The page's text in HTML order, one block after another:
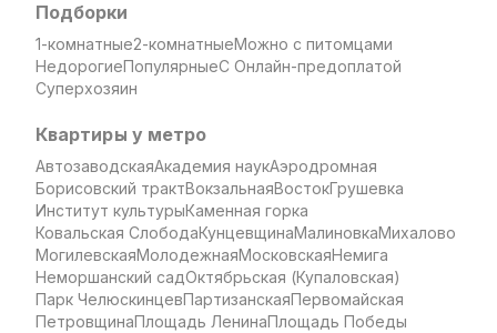
Подборки
1-комнатные2-комнатныеМожно с питомцами
НедорогиеПопулярныеС Онлайн-предоплатой
Суперхозяин
Квартиры у метро
АвтозаводскаяАкадемия наукАэродромная
Борисовский трактВокзальнаяВостокГрушевка
Институт культурыКаменная горка
Ковальская СлободаКунцевщинаМалиновкаМихалово
МогилевскаяМолодежнаяМосковскаяНемига
Неморшанский садОктябрьская (Купаловская)
Парк ЧелюскинцевПартизанскаяПервомайская
ПетровщинаПлощадь ЛенинаПлощадь Победы